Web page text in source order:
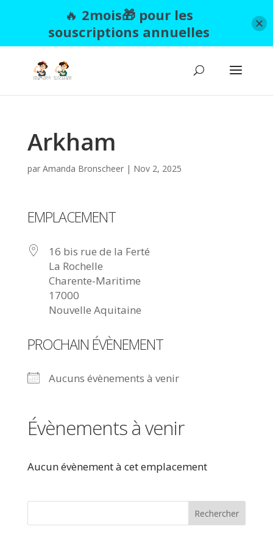
Arkham
par Amanda Bronscheer| Nov 2, 2025
EMPLACEMENT
16 bis rue de la Ferté
La Rochelle
Charente-Maritime
17000
Nouvelle Aquitaine
PROCHAIN ÉVÈNEMENT
Aucuns évènements à venir
Évènements à venir
Aucun évènement à cet emplacement
🔥 2mois🎁 pour les
souscriptions annuelles